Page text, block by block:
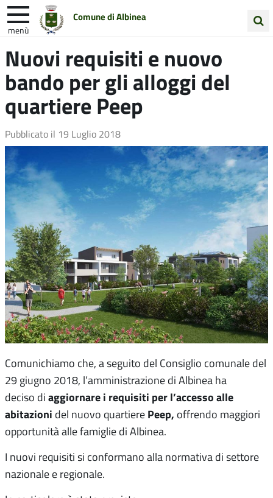
Comune di Albinea
menù
nel
sito
Entra in Comune
Unione Colline Matildiche
Nuovi requisiti e nuovo
bando per gli alloggi del
quartiere Peep
Pubblicato il 19 Luglio 2018
Comunichiamo che, a seguito del Consiglio comunale del
29 giugno 2018, l’amministrazione di Albinea ha
deciso di aggiornare i requisiti per l’accesso alle
abitazioni del nuovo quartiere Peep, offrendo maggiori
opportunità alle famiglie di Albinea.
I nuovi requisiti si conformano alla normativa di settore
nazionale e regionale.